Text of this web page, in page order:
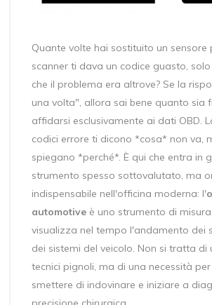
Quante volte hai sostituito un sensore
scanner ti dava un codice guasto,
che il problema era altrove? Se la
una volta", allora sai bene quanto sia
affidarsi esclusivamente ai dati OBD.
codici errore ti dicono *cosa* non va,
spiegano *perché*. È qui che entra in
strumento spesso sottovalutato, ma
indispensabile nell'officina moderna: l'
automotive è uno strumento di
visualizza nel tempo l'andamento dei
dei sistemi del veicolo. Non si tratta di
tecnici pignoli, ma di una necessità per
smettere di indovinare e iniziare a